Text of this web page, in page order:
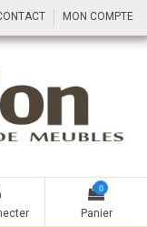
MON COMPTE
0
Panier